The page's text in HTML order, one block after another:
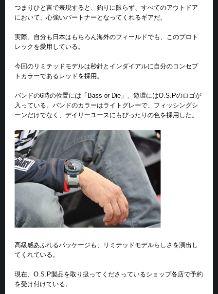
つまりひと言で表現すると、釣りに限らず、すべてのアウトドア
において、心強いパートナーとなってくれるギアだ。
実際、自分も日本はもちろん海外のフィールドでも、このプロト
レックを愛用している。
今回のリミテッドモデルは秒針とインダイアルに自分のコンセプ
トカラーであるレッドを採用。
バンドの6時の位置には「Bass or Die」、遊環にはO.S.Pのロゴが
入っている。バンドのカラーはライトグレーで、フィッシングシ
ーンだけでなく、デイリーユースにもぴったりの色を採用した。
高級感あふれるパッケージも、リミテッドモデルらしさを演出し
てくれている。
現在、O.S.P製品を取り扱ってくださっているショップ各店で予約
を受け付けている。